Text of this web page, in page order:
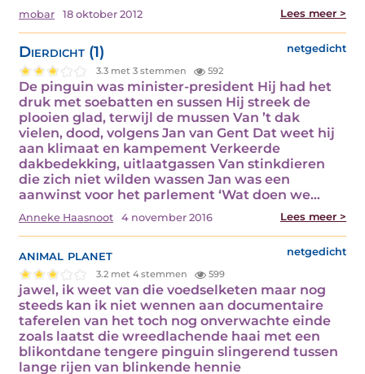
mobar 18 oktober 2012 Lees meer >
Dierdicht (1) netgedicht
3.3 met 3 stemmen 592
De pinguin was minister-president Hij had het
druk met soebatten en sussen Hij streek de
plooien glad, terwijl de mussen Van ’t dak
vielen, dood, volgens Jan van Gent Dat weet hij
aan klimaat en kampement Verkeerde
dakbedekking, uitlaatgassen Van stinkdieren
die zich niet wilden wassen Jan was een
aanwinst voor het parlement ‘Wat doen we…
Anneke Haasnoot 4 november 2016 Lees meer >
animal planet netgedicht
3.2 met 4 stemmen 599
jawel, ik weet van die voedselketen maar nog
steeds kan ik niet wennen aan documentaire
taferelen van het toch nog onverwachte einde
zoals laatst die wreedlachende haai met een
blikontdane tengere pinguin slingerend tussen
lange rijen van blinkende hennie